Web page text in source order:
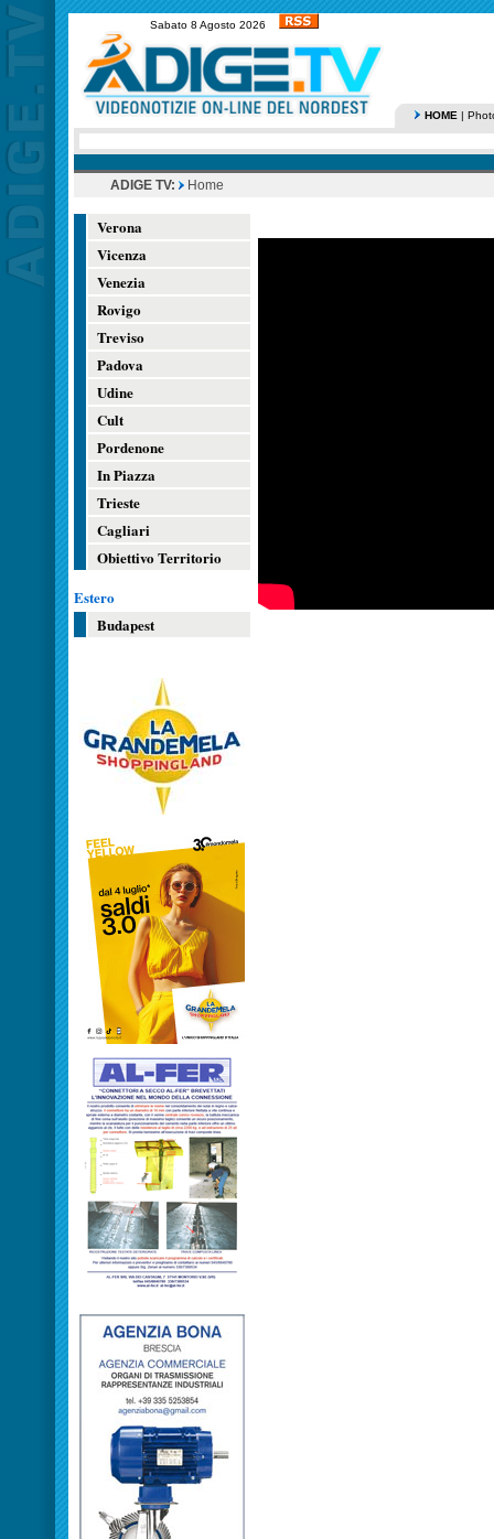
Sabato 8 Agosto 2026
HOME |
ADIGE TV: Home
Verona
Vicenza
Venezia
Rovigo
Treviso
Padova
Udine
Cult
Pordenone
In Piazza
Trieste
Cagliari
Obiettivo Territorio
Estero
Budapest